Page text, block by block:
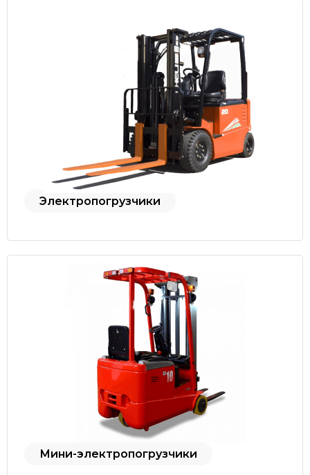
Электропогрузчики
Мини-электропогрузчики